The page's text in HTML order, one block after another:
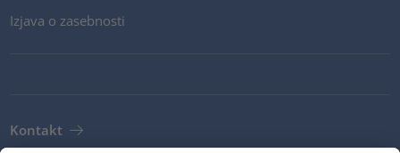
Izjava o zasebnosti
Kontakt